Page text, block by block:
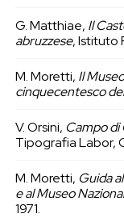
G. Matthiae, Il
abruzzese, Istituto
M. Moretti, Il
cinquecentesco
V. Orsini, Campo di
Tipografia Labor,
M. Moretti, Guida
e al Museo
1971.